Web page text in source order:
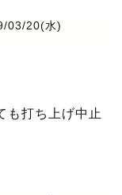
03/20(水)
も打ち上げ中止